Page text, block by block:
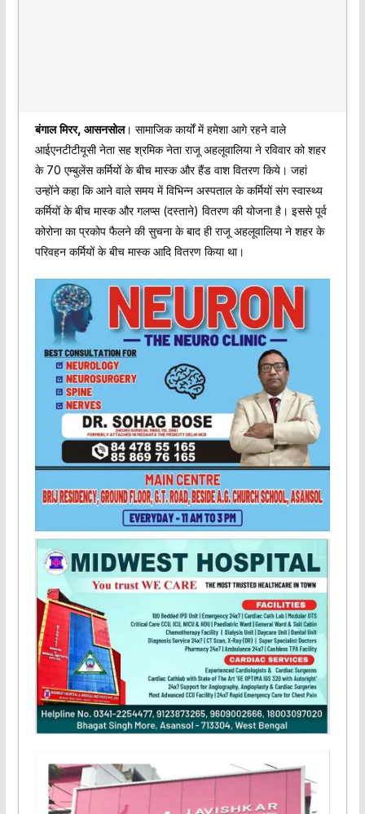
बंगाल मिरर, आसनसोल। सामाजिक कार्यों में हमेशा आगे रहने वाले
आईएनटीटीयूसी नेता सह श्रमिक नेता राजू अहलूवालिया ने रविवार को शहर
के 70 एम्बुलेंस कर्मियों के बीच मास्क और हैंड वाश वितरण किये। जहां
उन्होंने कहा कि आने वाले समय में विभिन्न अस्पताल के कर्मियों संग स्वास्थ्य
कर्मियों के बीच मास्क और गलप्स (दस्ताने) वितरण की योजना है। इससे पूर्व
कोरोना का प्रकोप फैलने की सुचना के बाद ही राजू अहलूवालिया ने शहर के
परिवहन कर्मियों के बीच मास्क आदि वितरण किया था।